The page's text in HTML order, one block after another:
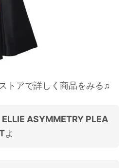
トアで詳しく商品をみる♫
ASYMMETRY PLEA
よ